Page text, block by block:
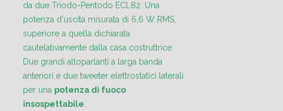
da due Triodo-Pentodo ECL82. Una
potenza d'uscita misurata di 6,6 W RMS,
superiore a quella dichiarata
cautelativamente dalla casa costruttrice.
Due grandi altoparlanti a larga banda
anteriori e due tweeter elettrostatici laterali
per una potenza di fuoco
insospettabile.